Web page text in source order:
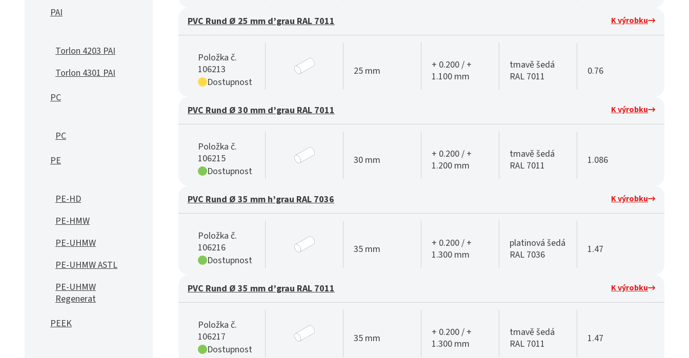
PAI
Torlon 4203 PAI
Torlon 4301 PAI
PC
PC
PE
PE-HD
PE-HMW
PE-UHMW
PE-UHMW ASTL
PE-UHMW
Regenerat
PEEK
PVC Rund Ø 25 mm d’grau RAL 7011 K výrobku
Položka č.
106213
Dostupnost
25 mm
+ 0.200 / +
1.100 mm
tmavě šedá
RAL 7011
0.76
PVC Rund Ø 30 mm d’grau RAL 7011 K výrobku
Položka č.
106215
Dostupnost
30 mm
+ 0.200 / +
1.200 mm
tmavě šedá
RAL 7011
1.086
PVC Rund Ø 35 mm h’grau RAL 7036 K výrobku
Položka č.
106216
Dostupnost
35 mm
+ 0.200 / +
1.300 mm
platinová šedá
RAL 7036
1.47
PVC Rund Ø 35 mm d’grau RAL 7011 K výrobku
Položka č.
106217
Dostupnost
35 mm
+ 0.200 / +
1.300 mm
tmavě šedá
RAL 7011
1.47